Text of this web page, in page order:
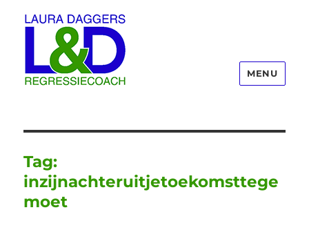
MENU
Tag:
inzijnachteruitjetoekomsttege
moet